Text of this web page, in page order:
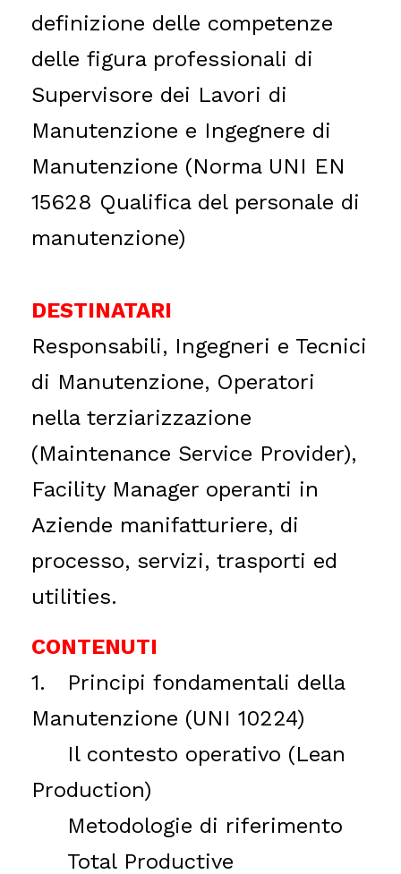
definizione delle competenze
delle figura professionali di
Supervisore dei Lavori di
Manutenzione e Ingegnere di
Manutenzione (Norma UNI EN
15628 Qualifica del personale di
manutenzione)
DESTINATARI
Responsabili, Ingegneri e Tecnici
di Manutenzione, Operatori
nella terziarizzazione
(Maintenance Service Provider),
Facility Manager operanti in
Aziende manifatturiere, di
processo, servizi, trasporti ed
utilities.
CONTENUTI
1.
Principi fondamentali della
Manutenzione (UNI 10224)
Il contesto operativo (Lean
Production)
Metodologie di riferimento
Total Productive